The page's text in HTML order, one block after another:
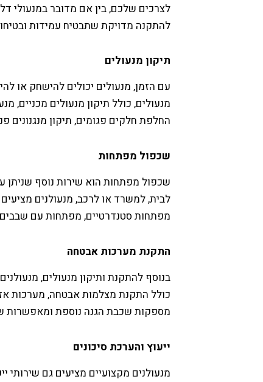
לצרכים שלכם, בין אם מדובר במנעולי
להתקנה מדויקת שתבטיח עמידות
תיקון מנעולים
עם הזמן, מנעולים יכולים להישחק או
מנעולים, כולל תיקון מנעולים מכניים,
החלפת חלקים פגומים, תיקון מנגנונים
שכפול מפתחות
שכפול מפתחות הוא שירות נוסף שניתן
לבית, למשרד או לרכב, מנעולנים
מפתחות סטנדרטיים, מפתחות עם שבבים
התקנת מערכות אבטחה
בנוסף להתקנת ותיקון מנעולים,
כולל התקנת מצלמות אבטחה, מערכות
מספקות שכבת הגנה נוספת ומאפשרות
ייעוץ והערכת סיכונים
מנעולנים מקצועיים מציעים גם שירותי